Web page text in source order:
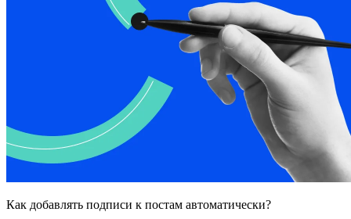
Как добавлять подписи к постам автоматически?